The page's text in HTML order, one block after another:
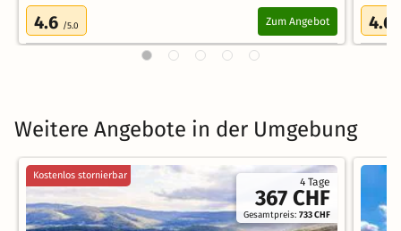
4.6 /5.0 Zum Angebot 4.6
Weitere Angebote in der Umgebung
4 Tage
367 CHF
Gesamtpreis:733 CHF
Kostenlos stornierbar